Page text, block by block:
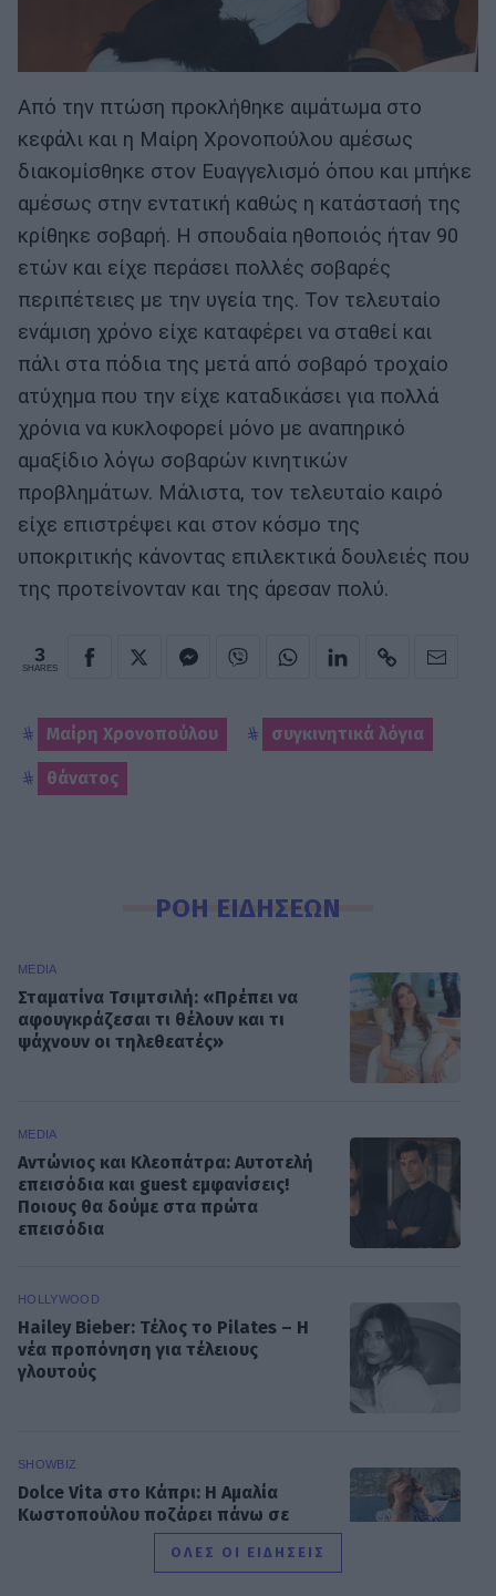
Από την πτώση προκλήθηκε αιμάτωμα στο
κεφάλι και η Μαίρη Χρονοπούλου αμέσως
διακομίσθηκε στον Ευαγγελισμό όπου και μπήκε
αμέσως στην εντατική καθώς η κατάστασή της
κρίθηκε σοβαρή. Η σπουδαία ηθοποιός ήταν 90
ετών και είχε περάσει πολλές σοβαρές
περιπέτειες με την υγεία της. Τον τελευταίο
ενάμιση χρόνο είχε καταφέρει να σταθεί και
πάλι στα πόδια της μετά από σοβαρό τροχαίο
ατύχημα που την είχε καταδικάσει για πολλά
χρόνια να κυκλοφορεί μόνο με αναπηρικό
αμαξίδιο λόγω σοβαρών κινητικών
προβλημάτων. Μάλιστα, τον τελευταίο καιρό
είχε επιστρέψει και στον κόσμο της
υποκριτικής κάνοντας επιλεκτικά δουλειές που
της προτείνονταν και της άρεσαν πολύ.
3
SHARES
Μαίρη Χρονοπούλου συγκινητικά λόγια
θάνατος
ΡΟΗ ΕΙΔΗΣΕΩΝ
MEDIA
Σταματίνα Τσιμτσιλή: «Πρέπει να
αφουγκράζεσαι τι θέλουν και τι
ψάχνουν οι τηλεθεατές»
MEDIA
Αντώνιος και Κλεοπάτρα: Αυτοτελή
επεισόδια και guest εμφανίσεις!
Ποιους θα δούμε στα πρώτα
επεισόδια
HOLLYWOOD
Hailey Bieber: Τέλος το Pilates – Η
νέα προπόνηση για τέλειους
γλουτούς
SHOWBIZ
Dolce Vita στο Κάπρι: Η Αμαλία
Κωστοπούλου ποζάρει πάνω σε
σκάφος με αέρινο look!
ΟΛΕΣ ΟΙ ΕΙΔΗΣΕΙΣ